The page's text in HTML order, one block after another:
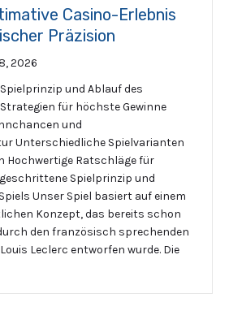
Casino-Erlebnis
Präzision
2026
und Ablauf des
für höchste Gewinne
und
Unterschiedliche Spielvarianten
Hochwertige Ratschläge für
Spielprinzip und
Unser Spiel basiert auf einem
Konzept, das bereits schon
den französisch sprechenden
Leclerc entworfen wurde. Die